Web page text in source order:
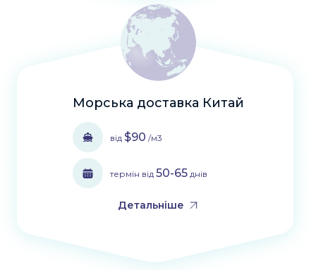
Морська доставка Китай
від $90 /м3
термін від 50-65днів
Детальніше